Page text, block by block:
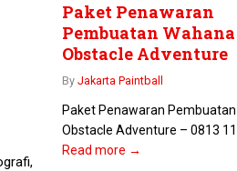
Paket Penawaran
Pembuatan Wahana
Obstacle Adventure
By Jakarta Paintball
Paket Penawaran
Obstacle Adventure – 0813
Read more →